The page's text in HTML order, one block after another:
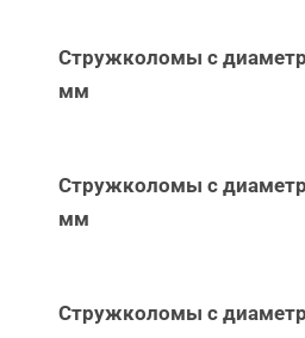
Стружколомы с
мм
Стружколомы с
мм
Стружколомы с